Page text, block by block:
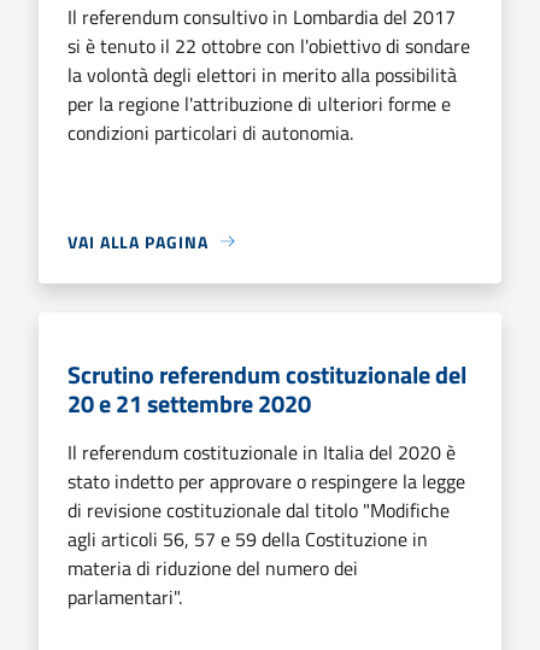
Il referendum consultivo in Lombardia del 2017
si è tenuto il 22 ottobre con l'obiettivo di sondare
la volontà degli elettori in merito alla possibilità
per la regione l'attribuzione di ulteriori forme e
condizioni particolari di autonomia.
VAI ALLA PAGINA
Scrutino referendum costituzionale del
20 e 21 settembre 2020
Il referendum costituzionale in Italia del 2020 è
stato indetto per approvare o respingere la legge
di revisione costituzionale dal titolo "Modifiche
agli articoli 56, 57 e 59 della Costituzione in
materia di riduzione del numero dei
parlamentari".